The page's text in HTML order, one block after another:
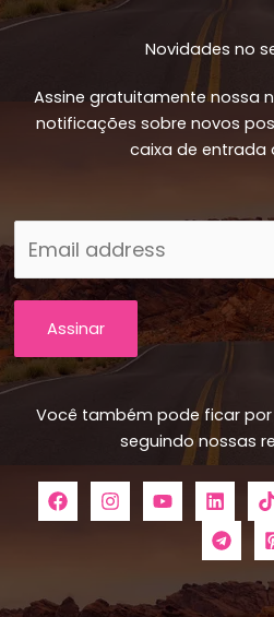
Novidades no
Assine gratuitamente nossa
notificações sobre novos
caixa de entrada
Assinar
Você também pode ficar
seguindo nossas